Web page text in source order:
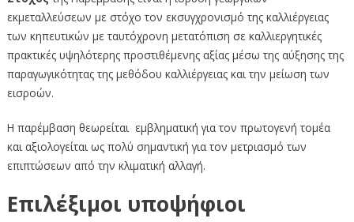
εκμεταλλεύσεων με στόχο τον εκσυγχρονισμό της καλλιέργειας
των κηπευτικών με ταυτόχρονη μετατόπιση σε καλλιεργητικές
πρακτικές υψηλότερης προστιθέμενης αξίας μέσω της αύξησης της
παραγωγικότητας της μεθόδου καλλιέργειας και την μείωση των
εισροών.
Η παρέμβαση θεωρείται εμβληματική για τον πρωτογενή τομέα
και αξιολογείται ως πολύ σημαντική για τον μετριασμό των
επιπτώσεων από την κλιματική αλλαγή.
Επιλέξιμοι υποψήφιοι